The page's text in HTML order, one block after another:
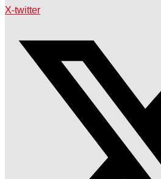
X-twitter